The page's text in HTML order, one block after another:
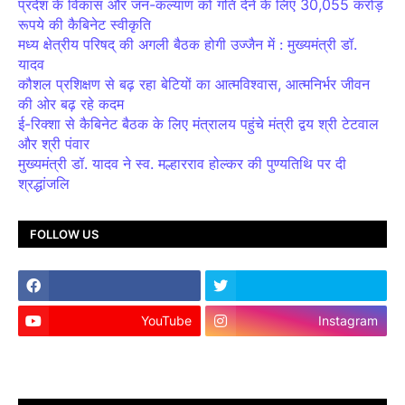
प्रदेश के विकास और जन-कल्याण को गति देने के लिए 30,055 करोड़
रूपये की कैबिनेट स्वीकृति
मध्य क्षेत्रीय परिषद् की अगली बैठक होगी उज्जैन में : मुख्यमंत्री डॉ.
यादव
कौशल प्रशिक्षण से बढ़ रहा बेटियों का आत्मविश्वास, आत्मनिर्भर जीवन
की ओर बढ़ रहे कदम
ई-रिक्शा से कैबिनेट बैठक के लिए मंत्रालय पहुंचे मंत्री द्वय श्री टेटवाल
और श्री पंवार
मुख्यमंत्री डॉ. यादव ने स्व. मल्हारराव होल्कर की पुण्यतिथि पर दी
श्रद्धांजलि
FOLLOW US
YouTube Instagram